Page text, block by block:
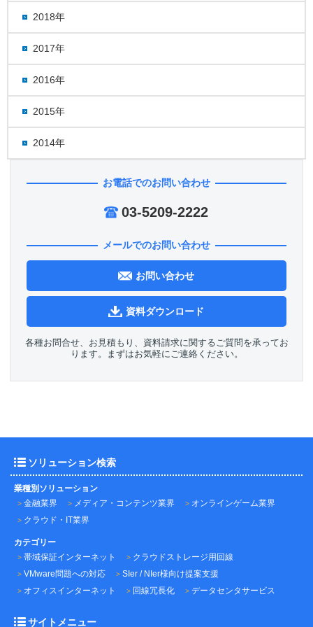
2018年
2017年
2016年
2015年
2014年
お電話でのお問い合わせ
03-5209-2222
メールでのお問い合わせ
お問い合わせ
資料ダウンロード
各種お問合せ、お見積もり、資料請求に関するご質問を承ってお
ります。まずはお気軽にご連絡ください。
ソリューション検索
業種別ソリューション
金融業界
メディア・コンテンツ業界
オンラインゲーム業界
クラウド・IT業界
カテゴリー
帯域保証インターネット
クラウドストレージ用回線
VMware問題への対応
SIer / NIer様向け提案支援
オフィスインターネット
回線冗長化 データセンタサービス
サイトメニュー